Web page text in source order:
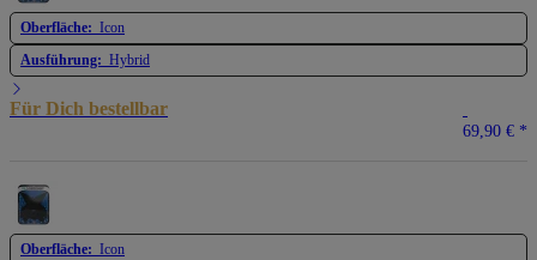
Oberfläche: Icon
Ausführung: Hybrid
Für Dich bestellbar
69,90 € *
Oberfläche: Icon